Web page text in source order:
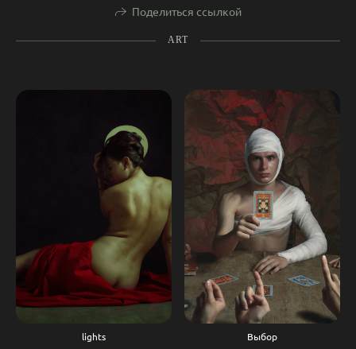
Поделиться ссылкой
ART
lights Выбор